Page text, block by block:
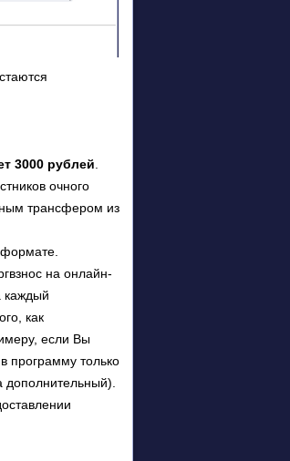
3000 рублей
очного
трансфером из
на онлайн-
каждый
как
если Вы
программу только
дополнительный).